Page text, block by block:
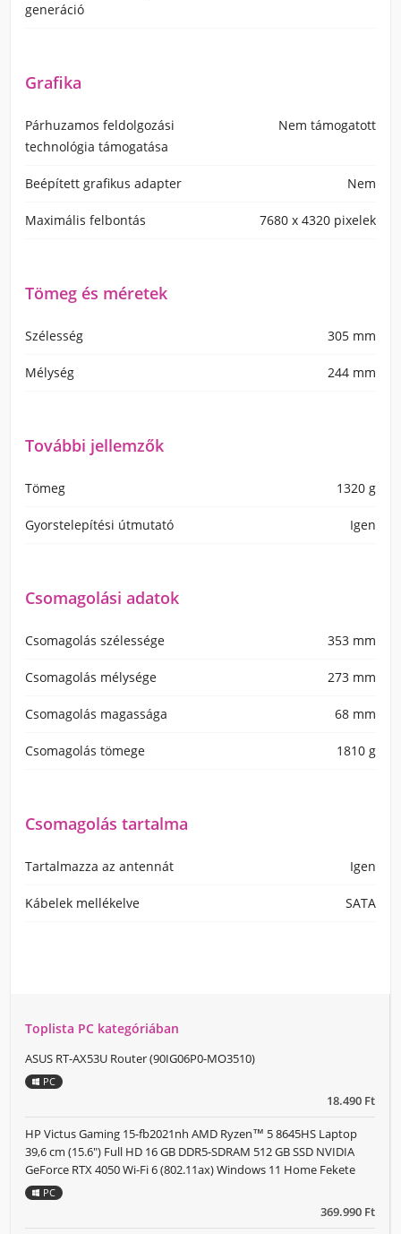
generáció
Grafika
Párhuzamos feldolgozási
technológia támogatása
Nem támogatott
Beépített grafikus adapter Nem
Maximális felbontás 7680 x 4320 pixelek
Tömeg és méretek
Szélesség 305 mm
Mélység 244 mm
További jellemzők
Tömeg 1320 g
Gyorstelepítési útmutató Igen
Csomagolási adatok
Csomagolás szélessége 353 mm
Csomagolás mélysége 273 mm
Csomagolás magassága 68 mm
Csomagolás tömege 1810 g
Csomagolás tartalma
Tartalmazza az antennát Igen
Kábelek mellékelve SATA
Toplista PC kategóriában
18.490 Ft
ASUS RT-AX53U Router (90IG06P0-MO3510)
PC
369.990 Ft
HP Victus Gaming 15-fb2021nh AMD Ryzen™ 5 8645HS Laptop
39,6 cm (15.6") Full HD 16 GB DDR5-SDRAM 512 GB SSD NVIDIA
GeForce RTX 4050 Wi-Fi 6 (802.11ax) Windows 11 Home Fekete
PC